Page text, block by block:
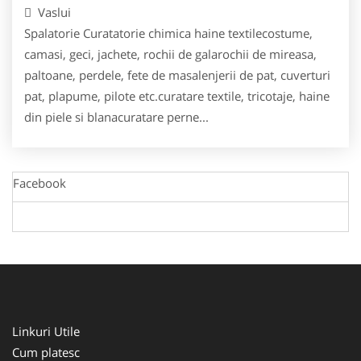
Vaslui
Spalatorie Curatatorie chimica haine textilecostume,
camasi, geci, jachete, rochii de galarochii de mireasa,
paltoane, perdele, fete de masalenjerii de pat, cuverturi
pat, plapume, pilote etc.curatare textile, tricotaje, haine
din piele si blanacuratare perne...
Facebook
Linkuri Utile
Cum platesc